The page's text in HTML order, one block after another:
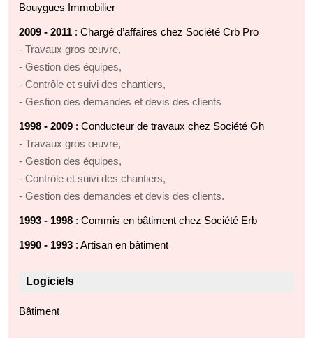
Bouygues Immobilier
2009 - 2011 : Chargé d’affaires chez Société Crb Pro
- Travaux gros œuvre,
- Gestion des équipes,
- Contrôle et suivi des chantiers,
- Gestion des demandes et devis des clients
1998 - 2009 : Conducteur de travaux chez Société Gh
- Travaux gros œuvre,
- Gestion des équipes,
- Contrôle et suivi des chantiers,
- Gestion des demandes et devis des clients.
1993 - 1998 : Commis en bâtiment chez Société Erb
1990 - 1993 : Artisan en bâtiment
Logiciels
Bâtiment